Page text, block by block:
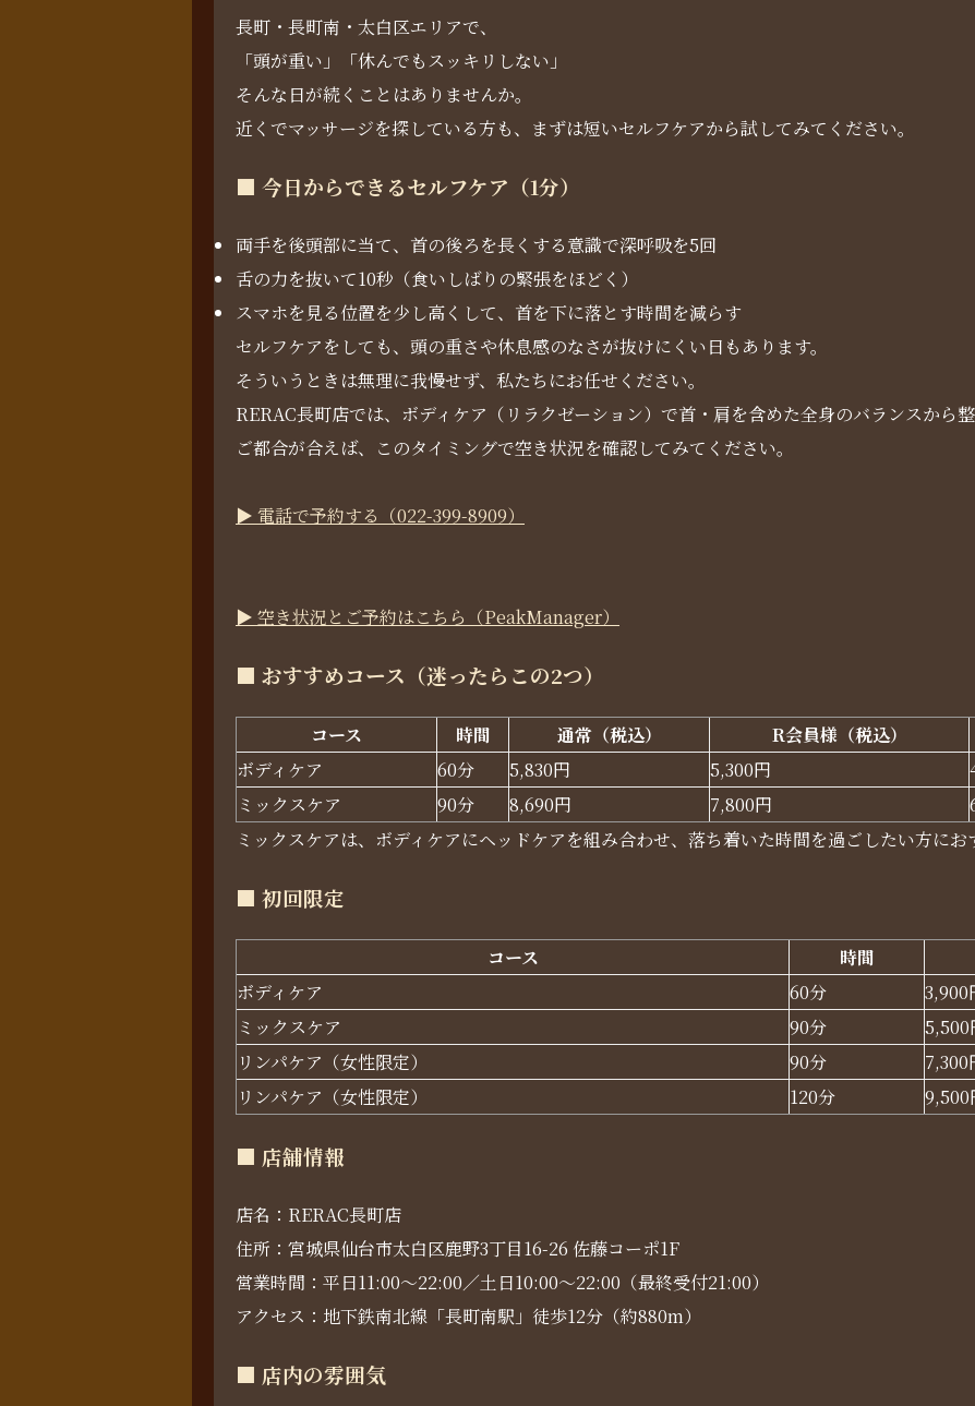
長町・長町南・太白区エリアで、
「頭が重い」「休んでもスッキリしない」
そんな日が続くことはありませんか。
近くでマッサージを探している方も、まずは短いセルフケアから試してみてください。
■ 今日からできるセルフケア（1分）
両手を後頭部に当て、首の後ろを長くする意識で深呼吸を5回
舌の力を抜いて10秒（食いしばりの緊張をほどく）
スマホを見る位置を少し高くして、首を下に落とす時間を減らす
セルフケアをしても、頭の重さや休息感のなさが抜けにくい日もあります。
そういうときは無理に我慢せず、私たちにお任せください。
RERAC長町店では、ボディケア（リラクゼーション）で首・肩を含めた全身のバランスから整
ご都合が合えば、このタイミングで空き状況を確認してみてください。
▶ 電話で予約する（022-399-8909）
▶ 空き状況とご予約はこちら（PeakManager）
■ おすすめコース（迷ったらこの2つ）
コース 時間 通常（税込） R会員様（税込）
ボディケア
60分 5,830円 5,300円
ミックスケア
90分 8,690円 7,800円
ミックスケアは、ボディケアにヘッドケアを組み合わせ、落ち着いた時間を過ごしたい方にお
■ 初回限定
コース 時間
ボディケア
60分
3,900
ミックスケア
90分
5,500
リンパケア（女性限定）
90分
7,300
リンパケア（女性限定）
120分 9,500
■ 店舗情報
店名：RERAC長町店
住所：宮城県仙台市太白区鹿野3丁目16-26 佐藤コーポ1F
営業時間：平日11:00～22:00／土日10:00～22:00（最終受付21:00）
アクセス：地下鉄南北線「長町南駅」徒歩12分（約880m）
■ 店内の雰囲気